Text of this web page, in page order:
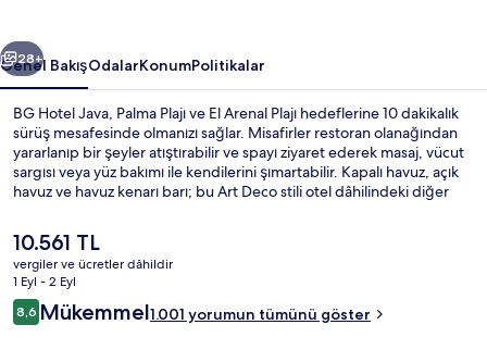
Sonraki
28+
Genel BakışOdalarKonumPolitikalar
BG Hotel Java, Palma Plajı ve El Arenal Plajı hedeflerine 10 dakikalık
sürüş mesafesinde olmanızı sağlar. Misafirler restoran olanağından
yararlanıp bir şeyler atıştırabilir ve spayı ziyaret ederek masaj, vücut
sargısı veya yüz bakımı ile kendilerini şımartabilir. Kapalı havuz, açık
havuz ve havuz kenarı barı; bu Art Deco stili otel dâhilindeki diğer
havaalanına yakın konum misafirlerden tam not alıyor.
Şu
anki
fiyat
10.561 TL
10.561 TL
vergiler ve ücretler dâhildir
1 Eyl - 2 Eyl
Yorumlar
8,68,6/10
Mükemmel1.001 yorumun tümünü göster